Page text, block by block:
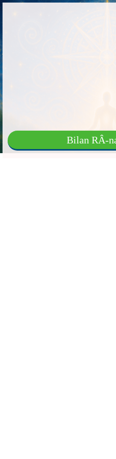
Bilan RÂ-